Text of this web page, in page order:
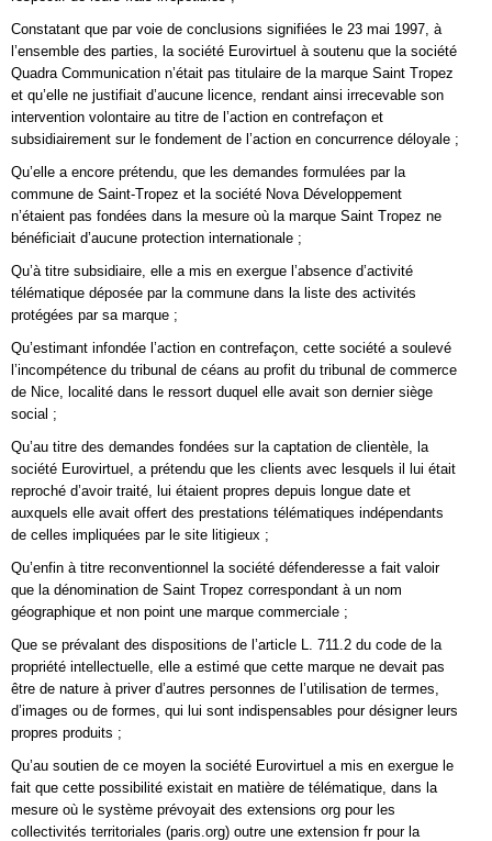
Constatant que par voie de conclusions signifiées le 23 mai 1997, à
l’ensemble des parties, la société Eurovirtuel à soutenu que la société
Quadra Communication n’était pas titulaire de la marque Saint Tropez
et qu’elle ne justifiait d’aucune licence, rendant ainsi irrecevable son
intervention volontaire au titre de l’action en contrefaçon et
subsidiairement sur le fondement de l’action en concurrence déloyale ;
Qu’elle a encore prétendu, que les demandes formulées par la
commune de Saint-Tropez et la société Nova Développement
n’étaient pas fondées dans la mesure où la marque Saint Tropez ne
bénéficiait d’aucune protection internationale ;
Qu’à titre subsidiaire, elle a mis en exergue l’absence d’activité
télématique déposée par la commune dans la liste des activités
protégées par sa marque ;
Qu’estimant infondée l’action en contrefaçon, cette société a soulevé
l’incompétence du tribunal de céans au profit du tribunal de commerce
de Nice, localité dans le ressort duquel elle avait son dernier siège
social ;
Qu’au titre des demandes fondées sur la captation de clientèle, la
société Eurovirtuel, a prétendu que les clients avec lesquels il lui était
reproché d’avoir traité, lui étaient propres depuis longue date et
auxquels elle avait offert des prestations télématiques indépendants
de celles impliquées par le site litigieux ;
Qu’enfin à titre reconventionnel la société défenderesse a fait valoir
que la dénomination de Saint Tropez correspondant à un nom
géographique et non point une marque commerciale ;
Que se prévalant des dispositions de l’article L. 711.2 du code de la
propriété intellectuelle, elle a estimé que cette marque ne devait pas
être de nature à priver d’autres personnes de l’utilisation de termes,
d’images ou de formes, qui lui sont indispensables pour désigner leurs
propres produits ;
Qu’au soutien de ce moyen la société Eurovirtuel a mis en exergue le
fait que cette possibilité existait en matière de télématique, dans la
mesure où le système prévoyait des extensions org pour les
collectivités territoriales (paris.org) outre une extension fr pour la